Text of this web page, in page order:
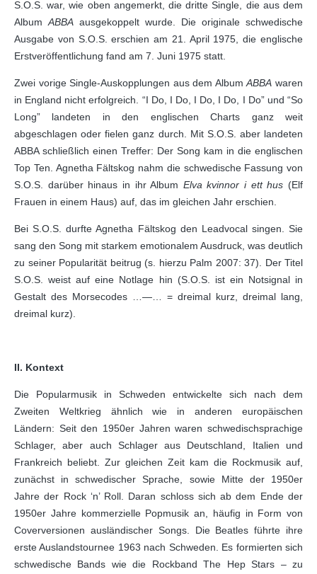
S.O.S. war, wie oben angemerkt, die dritte Single, die aus dem
Album ABBA ausgekoppelt wurde. Die originale schwedische
Ausgabe von S.O.S. erschien am 21. April 1975, die englische
Erstveröffentlichung fand am 7. Juni 1975 statt.
Zwei vorige Single-Auskopplungen aus dem AlbumABBA waren
in England nicht erfolgreich. “I Do, I Do, I Do, I Do, I Do” und “So
Long” landeten in den englischen Charts ganz weit
abgeschlagen oder fielen ganz durch. Mit S.O.S. aber landeten
ABBA schließlich einen Treffer: Der Song kam in die englischen
Top Ten. Agnetha Fältskog nahm die schwedische Fassung von
S.O.S. darüber hinaus in ihr Album Elva kvinnor i ett hus (Elf
Frauen in einem Haus) auf, das im gleichen Jahr erschien.
Bei S.O.S. durfte Agnetha Fältskog den Leadvocal singen. Sie
sang den Song mit starkem emotionalem Ausdruck, was deutlich
zu seiner Popularität beitrug (s. hierzu Palm 2007: 37). Der Titel
S.O.S. weist auf eine Notlage hin (S.O.S. ist ein Notsignal in
Gestalt des Morsecodes …—… = dreimal kurz, dreimal lang,
dreimal kurz).
II. Kontext
Die Popularmusik in Schweden entwickelte sich nach dem
Zweiten Weltkrieg ähnlich wie in anderen europäischen
Ländern: Seit den 1950er Jahren waren schwedischsprachige
Schlager, aber auch Schlager aus Deutschland, Italien und
Frankreich beliebt. Zur gleichen Zeit kam die Rockmusik auf,
zunächst in schwedischer Sprache, sowie Mitte der 1950er
Jahre der Rock ‘n’ Roll. Daran schloss sich ab dem Ende der
1950er Jahre kommerzielle Popmusik an, häufig in Form von
Coverversionen ausländischer Songs. Die Beatles führte ihre
erste Auslandstournee 1963 nach Schweden. Es formierten sich
schwedische Bands wie die Rockband The Hep Stars – zu